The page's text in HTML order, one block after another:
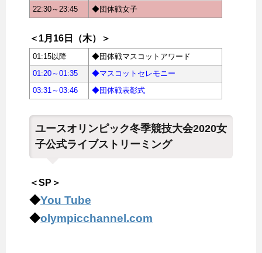
22:30～23:45
◆団体戦女子
＜1月16日（木）＞
01:15以降
◆団体戦マスコットアワード
01:20～01:35
◆マスコットセレモニー
03:31～03:46
◆団体戦表彰式
ユースオリンピック冬季競技大会2020女
子公式ライブストリーミング
＜SP＞
◆You Tube
◆olympicchannel.com